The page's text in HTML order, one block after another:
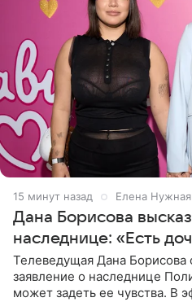
15 минут назад Елена Нужная
Дана Борисова
наследнице: «Есть
Телеведущая Дана Борисова
заявление о наследнице
может задеть ее чувства. В